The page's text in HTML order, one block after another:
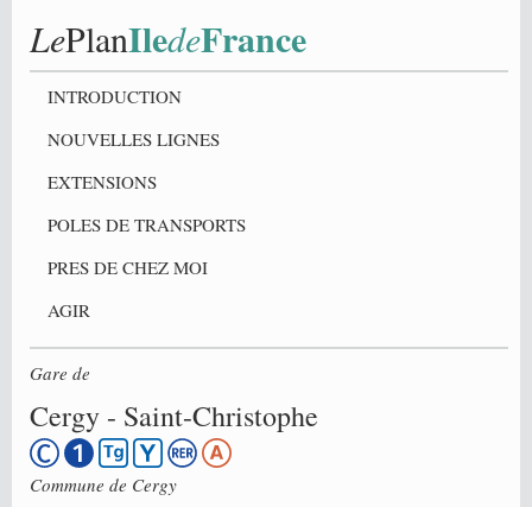
LePlanIledeFrance
INTRODUCTION
NOUVELLES LIGNES
EXTENSIONS
POLES DE TRANSPORTS
PRES DE CHEZ MOI
AGIR
Gare de
Cergy - Saint-Christophe
Commune de Cergy